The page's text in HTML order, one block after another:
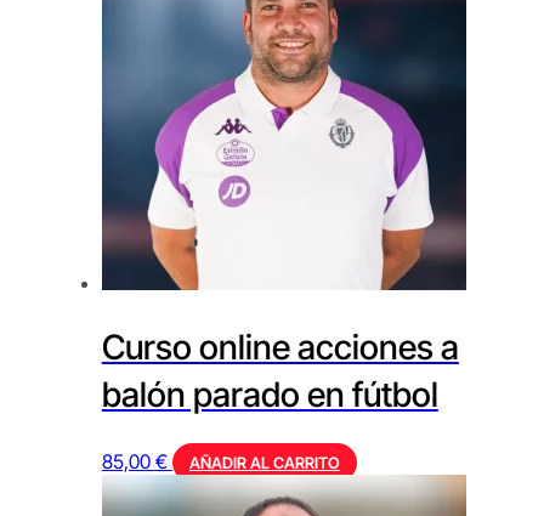
Curso online acciones a
balón parado en fútbol
85,00 € AÑADIR AL CARRITO